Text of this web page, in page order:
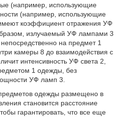
(например, использующие
(например, использующие
коэффициент отражения УФ
излучаемый УФ лампами 3
на предмет 1
камеры 8 до взаимодействия с
интенсивность УФ света 2,
1 одежды, без
УФ ламп 3.
одежды размещено в
становится расстояние
гарантировать, что все еще